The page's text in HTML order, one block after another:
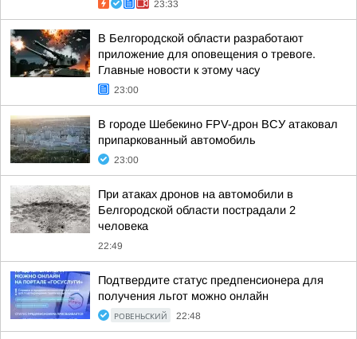
23:33
В Белгородской области разработают
приложение для оповещения о тревоге.
Главные новости к этому часу
23:00
В городе Шебекино FPV-дрон ВСУ атаковал
припаркованный автомобиль
23:00
При атаках дронов на автомобили в
Белгородской области пострадали 2
человека
22:49
Подтвердите статус предпенсионера для
получения льгот можно онлайн
РОВЕНЬСКИЙ 22:48